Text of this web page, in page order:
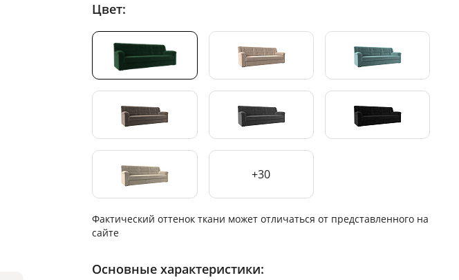
Цвет:
+30
Фактический оттенок ткани может отличаться от представленного на
сайте
Основные характеристики: